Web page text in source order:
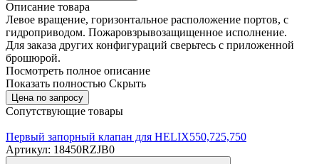
Описание товара
Левое вращение, горизонтальное расположение портов, с
гидроприводом. Пожаровзрывозащищенное исполнение.
Для заказа других конфигураций сверьтесь с приложенной
брошюрой.
Посмотреть полное описание
Показать полностью Скрыть
Цена по запросу
Сопутствующие товары
Первый запорный клапан для HELIX550,725,750
Артикул: 18450RZJB0